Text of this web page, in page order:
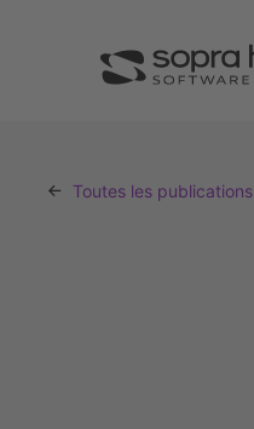
Toutes les publications